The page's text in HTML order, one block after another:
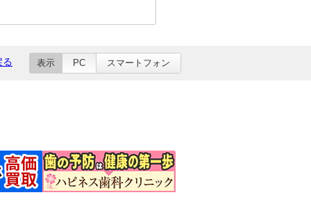
る 表示 PC スマートフォン